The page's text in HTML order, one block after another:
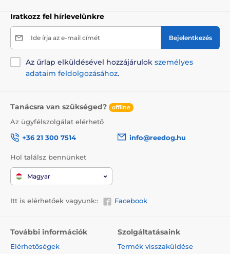
Iratkozz fel hírlevelünkre
Ide írja az e-mail címét Bejelentkezés
Az űrlap elküldésével hozzájárulok személyes
adataim feldolgozásához.
Tanácsra van szükséged? offline
Az ügyfélszolgálat elérhető
+36 21 300 7514
info@reedog.hu
Hol találsz bennünket
Magyar
Itt is elérhetőek vagyunk:: Facebook
További információk
Elérhetőségek
Szolgáltatásaink
Termék visszaküldése